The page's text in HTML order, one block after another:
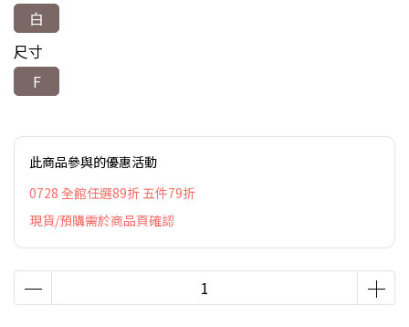
白
尺寸
F
此商品參與的優惠活動
0728 全館任選89折 五件79折
現貨/預購需於商品頁確認